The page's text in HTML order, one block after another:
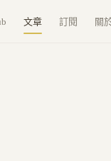
文章 訂閱 關